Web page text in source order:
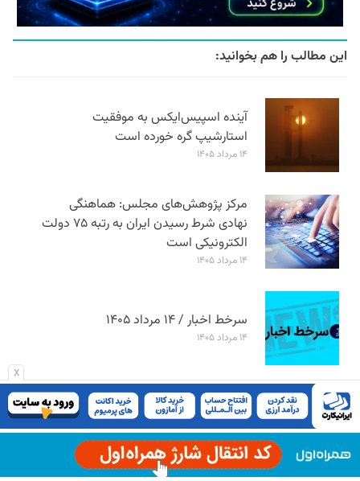
x
این مطالب را هم بخوانید:
آینده اسپیس‌ایکس به موفقیت
استارشیپ گره خورده است
۱۴ مرداد ۱۴۰۵
مرکز پژوهش‌های مجلس: هماهنگی
نهادی شرط رسیدن ایران به رتبه ۷۵ دولت
الکترونیکی است
۱۴ مرداد ۱۴۰۵
سرخط اخبار / ۱۴ مرداد ۱۴۰۵
۱۴ مرداد ۱۴۰۵
پوستر الکامپ ۱۴۰۵ رونمایی شد؛
نمایشگاه ۹ تا ۱۲ شهریور برگزار می‌شود
۱۳ مرداد ۱۴۰۵